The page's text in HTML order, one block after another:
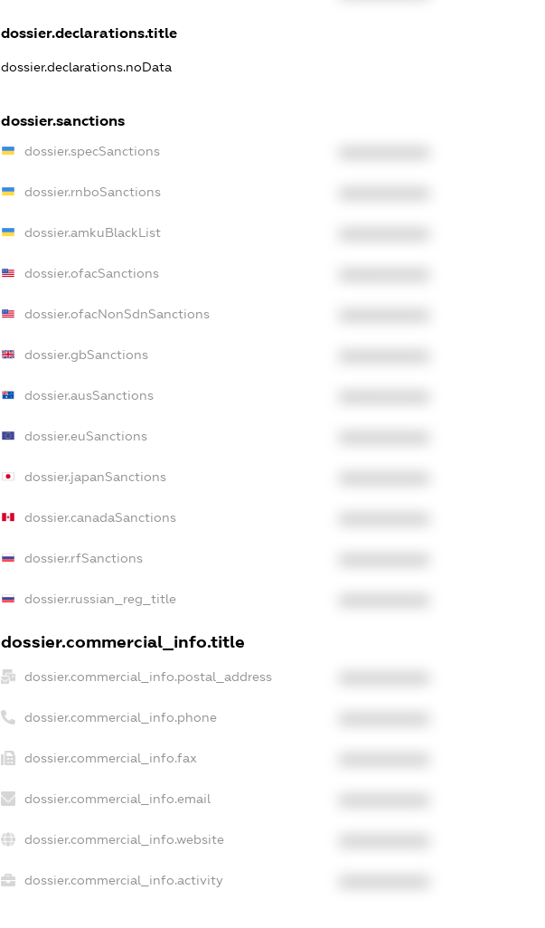
dossier.declarations.title
dossier.declarations.noData
dossier.sanctions
dossier.specSanctions
dossier.rnboSanctions
dossier.amkuBlackList
dossier.ofacSanctions
dossier.ofacNonSdnSanctions
dossier.gbSanctions
dossier.ausSanctions
dossier.euSanctions
dossier.japanSanctions
dossier.canadaSanctions
dossier.rfSanctions
dossier.russian_reg_title
dossier.commercial_info.title
dossier.commercial_info.postal_address
dossier.commercial_info.phone
dossier.commercial_info.fax
dossier.commercial_info.email
dossier.commercial_info.website
dossier.commercial_info.activity